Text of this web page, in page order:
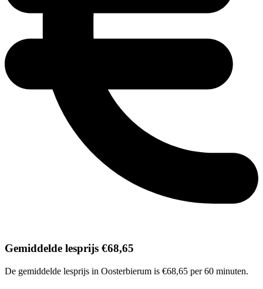
Gemiddelde lesprijs €68,65
De gemiddelde lesprijs in Oosterbierum is €68,65 per 60 minuten.